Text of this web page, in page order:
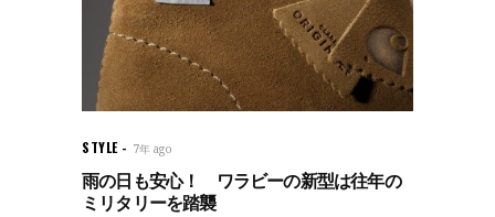
STYLE 7年 ago
雨の日も安心！ ワラビーの新型は往年の
ミリタリーを踏襲